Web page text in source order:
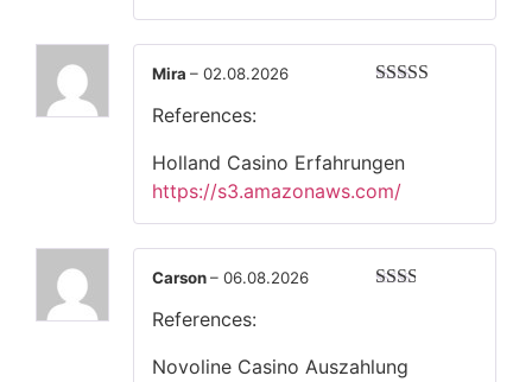
Mira – 02.08.2026
References:
Holland Casino Erfahrungen
https://s3.amazonaws.com/
Carson– 06.08.2026
References:
Novoline Casino Auszahlung